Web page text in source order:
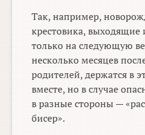
Так, например,
крестовика, выходящие
только на следующую
несколько месяцев
родителей, держатся в
вместе, но в случае
в разные стороны —
бисер».